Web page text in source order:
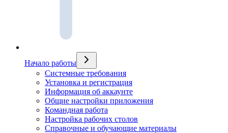
Начало работы
Системные требования
Установка и регистрация
Информация об аккаунте
Общие настройки приложения
Командная работа
Настройка рабочих столов
Справочные и обучающие материалы